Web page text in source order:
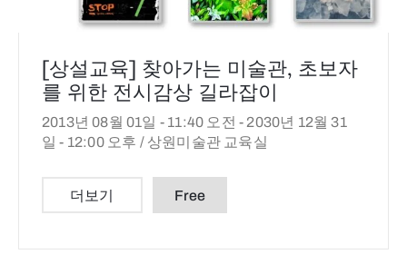
[상설교육] 찾아가는 미술관, 초보자
를 위한 전시감상 길라잡이
2013년 08월 01일 - 11:40 오전 - 2030년 12월 31
일 - 12:00 오후 / 상원미술관 교육실
더보기 Free